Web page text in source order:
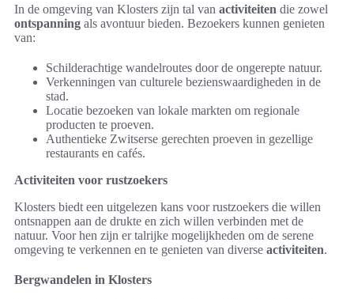
In de omgeving van Klosters zijn tal van activiteiten die zowel
ontspanning als avontuur bieden. Bezoekers kunnen genieten
van:
Schilderachtige wandelroutes door de ongerepte natuur.
Verkenningen van culturele bezienswaardigheden in de
stad.
Locatie bezoeken van lokale markten om regionale
producten te proeven.
Authentieke Zwitserse gerechten proeven in gezellige
restaurants en cafés.
Activiteiten voor rustzoekers
Klosters biedt een uitgelezen kans voor rustzoekers die willen
ontsnappen aan de drukte en zich willen verbinden met de
natuur. Voor hen zijn er talrijke mogelijkheden om de serene
omgeving te verkennen en te genieten van diverse activiteiten.
Bergwandelen in Klosters